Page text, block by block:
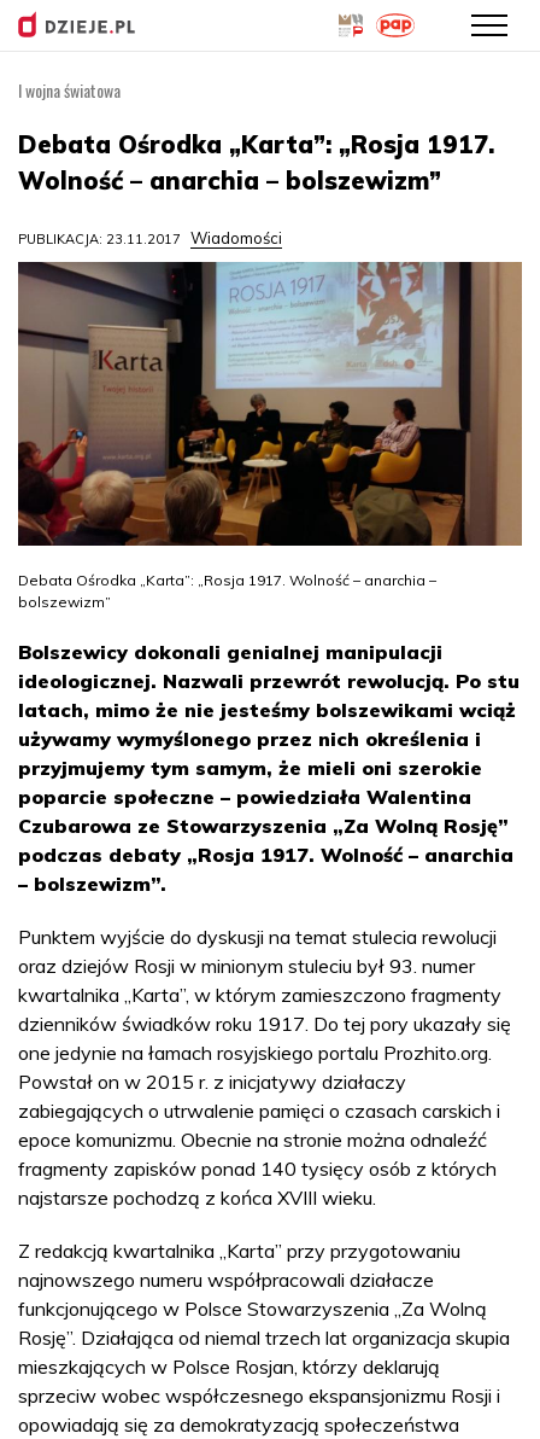
treści
I wojna światowa
Debata Ośrodka „Karta”: „Rosja 1917.
Wolność – anarchia – bolszewizm”
PUBLIKACJA: 23.11.2017 Wiadomości
Debata Ośrodka „Karta”: „Rosja 1917. Wolność – anarchia –
bolszewizm”
Bolszewicy dokonali genialnej manipulacji
ideologicznej. Nazwali przewrót rewolucją. Po stu
latach, mimo że nie jesteśmy bolszewikami wciąż
używamy wymyślonego przez nich określenia i
przyjmujemy tym samym, że mieli oni szerokie
poparcie społeczne – powiedziała Walentina
Czubarowa ze Stowarzyszenia „Za Wolną Rosję”
podczas debaty „Rosja 1917. Wolność – anarchia
– bolszewizm”.
Punktem wyjście do dyskusji na temat stulecia rewolucji
oraz dziejów Rosji w minionym stuleciu był 93. numer
kwartalnika „Karta”, w którym zamieszczono fragmenty
dzienników świadków roku 1917. Do tej pory ukazały się
one jedynie na łamach rosyjskiego portalu Prozhito.org.
Powstał on w 2015 r. z inicjatywy działaczy
zabiegających o utrwalenie pamięci o czasach carskich i
epoce komunizmu. Obecnie na stronie można odnaleźć
fragmenty zapisków ponad 140 tysięcy osób z których
najstarsze pochodzą z końca XVIII wieku.
Z redakcją kwartalnika „Karta” przy przygotowaniu
najnowszego numeru współpracowali działacze
funkcjonującego w Polsce Stowarzyszenia „Za Wolną
Rosję”. Działająca od niemal trzech lat organizacja skupia
mieszkających w Polsce Rosjan, którzy deklarują
sprzeciw wobec współczesnego ekspansjonizmu Rosji i
opowiadają się za demokratyzacją społeczeństwa